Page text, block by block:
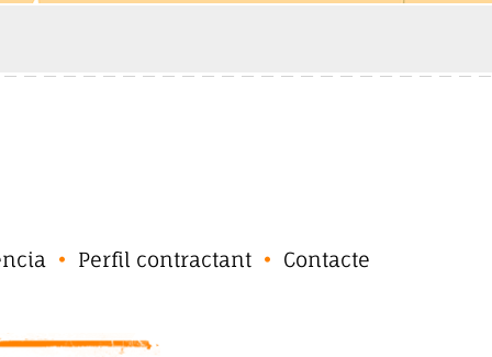
Perfil contractant Contacte